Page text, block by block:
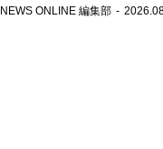
り取り明かす
NEWS ONLINE 編集部